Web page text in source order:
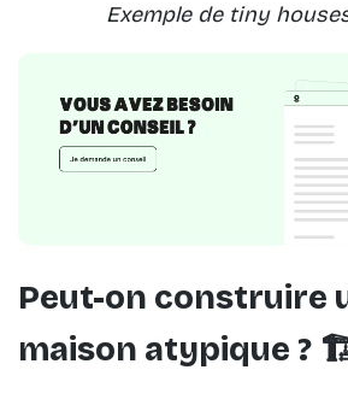
Exemple de tiny
Peut-on construire
maison atypique ?